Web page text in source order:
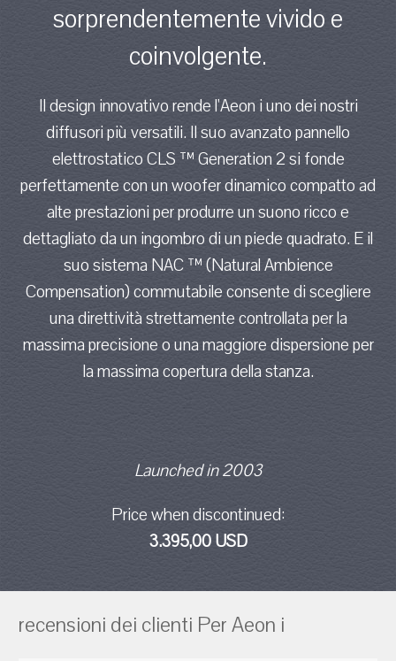
sorprendentemente vivido e
coinvolgente.
Il design innovativo rende l'Aeon i uno dei nostri
diffusori più versatili. Il suo avanzato pannello
elettrostatico CLS ™ Generation 2 si fonde
perfettamente con un woofer dinamico compatto ad
alte prestazioni per produrre un suono ricco e
dettagliato da un ingombro di un piede quadrato. E il
suo sistema NAC ™ (Natural Ambience
Compensation) commutabile consente di scegliere
una direttività strettamente controllata per la
massima precisione o una maggiore dispersione per
la massima copertura della stanza.
Launched in 2003
Price when discontinued:
3.395,00 USD
recensioni dei clienti Per Aeon i